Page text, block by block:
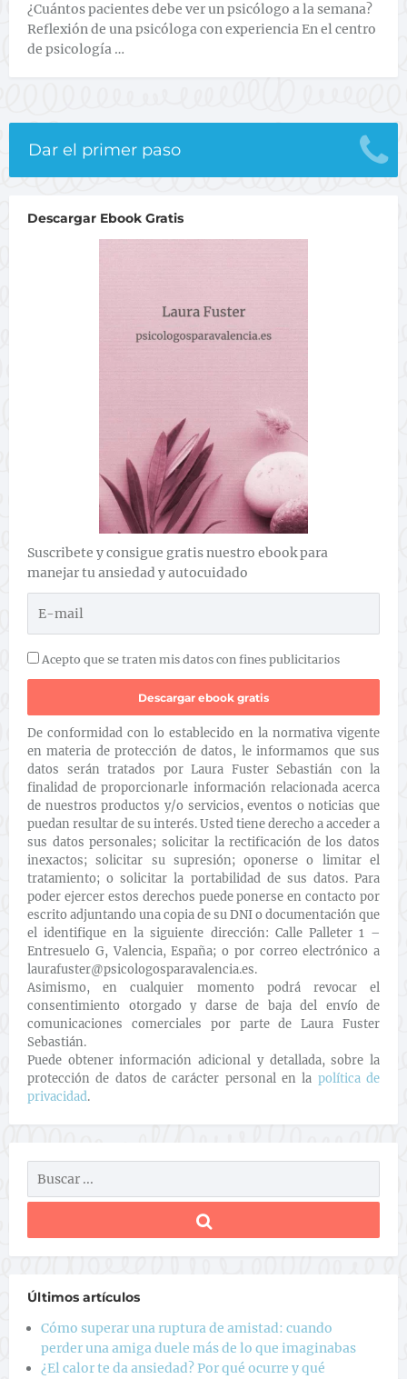
¿Cuántos pacientes debe ver un psicólogo a la semana?
Reflexión de una psicóloga con experiencia En el centro
de psicología …
Dar el primer paso
Descargar Ebook Gratis
Suscribete y consigue gratis nuestro ebook para
manejar tu ansiedad y autocuidado
Acepto que se traten mis datos con fines publicitarios
De conformidad con lo establecido en la normativa vigente
en materia de protección de datos, le informamos que sus
datos serán tratados por Laura Fuster Sebastián con la
finalidad de proporcionarle información relacionada acerca
de nuestros productos y/o servicios, eventos o noticias que
puedan resultar de su interés. Usted tiene derecho a acceder a
sus datos personales; solicitar la rectificación de los datos
inexactos; solicitar su supresión; oponerse o limitar el
tratamiento; o solicitar la portabilidad de sus datos. Para
poder ejercer estos derechos puede ponerse en contacto por
escrito adjuntando una copia de su DNI o documentación que
el identifique en la siguiente dirección: Calle Palleter 1 –
Entresuelo G, Valencia, España; o por correo electrónico a
laurafuster@psicologosparavalencia.es.
Asimismo, en cualquier momento podrá revocar el
consentimiento otorgado y darse de baja del envío de
comunicaciones comerciales por parte de Laura Fuster
Sebastián.
Puede obtener información adicional y detallada, sobre la
protección de datos de carácter personal en la política de
privacidad.
Últimos artículos
Cómo superar una ruptura de amistad: cuando
perder una amiga duele más de lo que imaginabas
¿El calor te da ansiedad? Por qué ocurre y qué